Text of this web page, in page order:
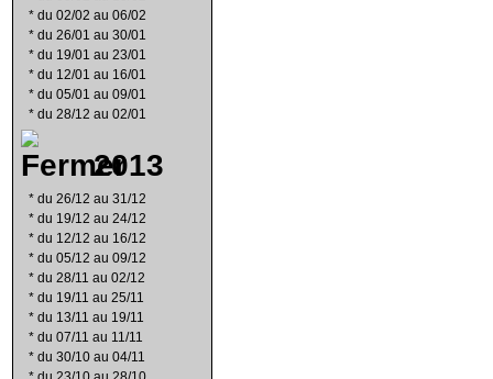
* du 02/02 au 06/02
* du 26/01 au 30/01
* du 19/01 au 23/01
* du 12/01 au 16/01
* du 05/01 au 09/01
* du 28/12 au 02/01
2013
* du 26/12 au 31/12
* du 19/12 au 24/12
* du 12/12 au 16/12
* du 05/12 au 09/12
* du 28/11 au 02/12
* du 19/11 au 25/11
* du 13/11 au 19/11
* du 07/11 au 11/11
* du 30/10 au 04/11